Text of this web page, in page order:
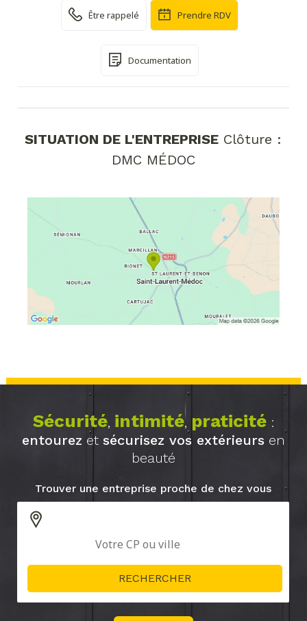
Être rappelé Prendre RDV
Documentation
SITUATION DE L'ENTREPRISE Clôture :
DMC MÉDOC
Sécurité, intimité, praticité:
entourez et sécurisez vos extérieurs en
beauté
Trouver une entreprise proche de chez vous